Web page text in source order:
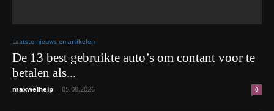
Laatste nieuws en artikelen
De 13 best gebruikte auto’s om contant voor te
betalen als...
maxwelhelp - 05.08.2026 0